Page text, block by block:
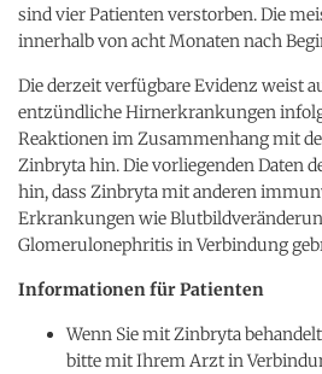
sind vier Patienten verstorben. Die
innerhalb von acht Monaten nach
Die derzeit verfügbare Evidenz weist
entzündliche Hirnerkrankungen
Reaktionen im Zusammenhang mit
Zinbryta hin. Die vorliegenden Daten
hin, dass Zinbryta mit anderen
Erkrankungen wie
Glomerulonephritis in Verbindung
Informationen für Patienten
Wenn Sie mit Zinbryta
bitte mit Ihrem Arzt in